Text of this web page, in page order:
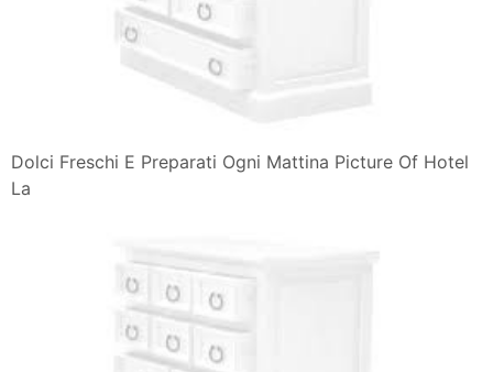
Dolci Freschi E Preparati Ogni Mattina Picture Of Hotel
La